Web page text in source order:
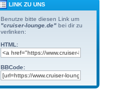
LINK ZU UNS
Benutze bitte diesen Link um
"cruiser-lounge.de" bei dir zu
verlinken:
HTML:
BBCode: